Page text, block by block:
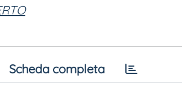
Scheda completa